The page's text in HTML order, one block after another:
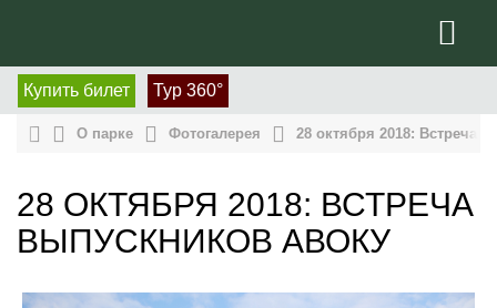
Купить билет Тур 360°
О парке Фотогалерея 28 октября 2018: Встреча
28 ОКТЯБРЯ 2018: ВСТРЕЧА
ВЫПУСКНИКОВ АВОКУ